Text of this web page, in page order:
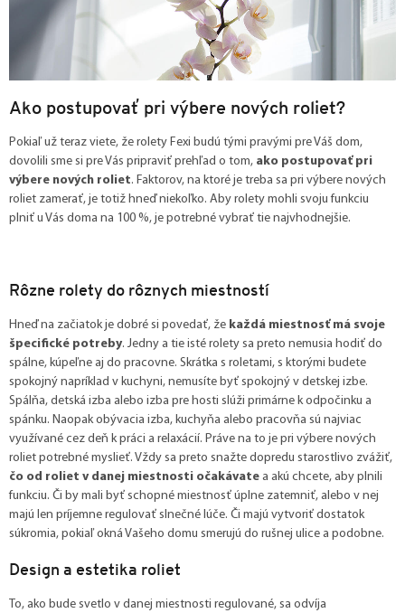
Ako postupovať pri výbere nových roliet?
Pokiaľ už teraz viete, že rolety Fexi budú tými pravými pre Váš dom,
dovolili sme si pre Vás pripraviť prehľad o tom, ako postupovať pri
výbere nových roliet. Faktorov, na ktoré je treba sa pri výbere nových
roliet zamerať, je totiž hneď niekoľko. Aby rolety mohli svoju funkciu
plniť u Vás doma na 100 %, je potrebné vybrať tie najvhodnejšie.
Rôzne rolety do rôznych miestností
Hneď na začiatok je dobré si povedať, že každá miestnosť má svoje
špecifické potreby. Jedny a tie isté rolety sa preto nemusia hodiť do
spálne, kúpeľne aj do pracovne. Skrátka s roletami, s ktorými budete
spokojný napríklad v kuchyni, nemusíte byť spokojný v detskej izbe.
Spálňa, detská izba alebo izba pre hosti slúži primárne k odpočinku a
spánku. Naopak obývacia izba, kuchyňa alebo pracovňa sú najviac
využívané cez deň k práci a relaxácií. Práve na to je pri výbere nových
roliet potrebné myslieť. Vždy sa preto snažte dopredu starostlivo zvážiť,
čo od roliet v danej miestnosti očakávate a akú chcete, aby plnili
funkciu. Či by mali byť schopné miestnosť úplne zatemniť, alebo v nej
majú len príjemne regulovať slnečné lúče. Či majú vytvoriť dostatok
súkromia, pokiaľ okná Vašeho domu smerujú do rušnej ulice a podobne.
Design a estetika roliet
To, ako bude svetlo v danej miestnosti regulované, sa odvíja